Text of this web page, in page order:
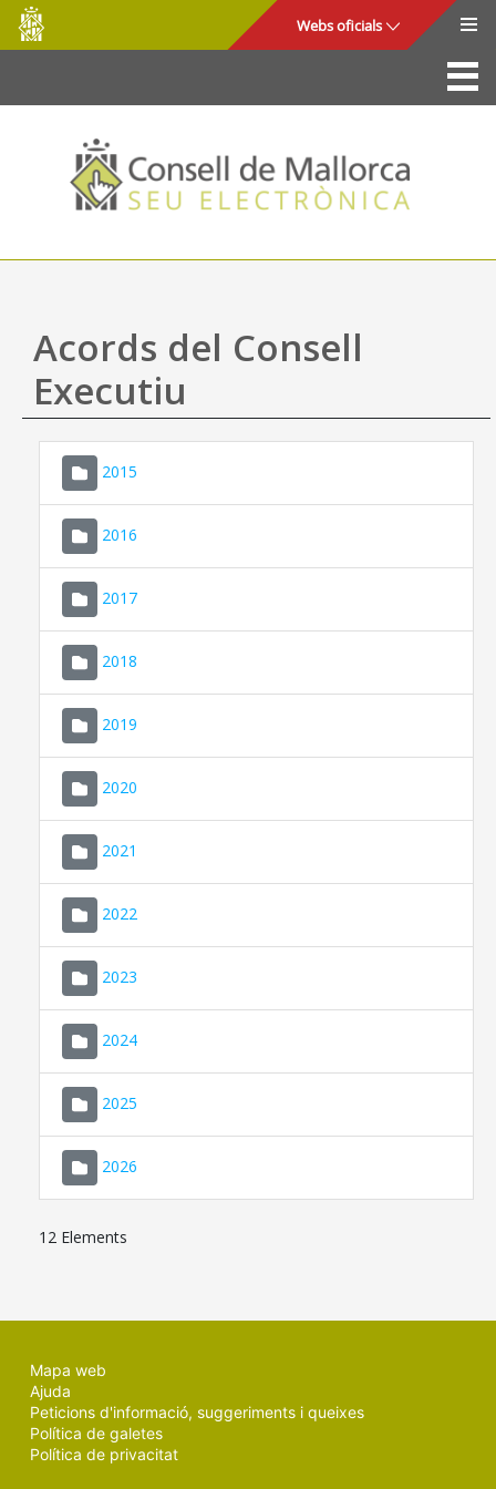
Salta al contingut principal
Consell
de
Mallorca
Webs oficials
La Seu
Consell de Mallorca
Accés i seguretat
Utilitats
Ajuda
Acords del Consell
Executiu
2015
2016
2017
2018
2019
2020
2021
2022
2023
2024
2025
2026
12 Elements
Mapa web
Ajuda
Peticions d'informació, suggeriments i queixes
Política de galetes
Política de privacitat